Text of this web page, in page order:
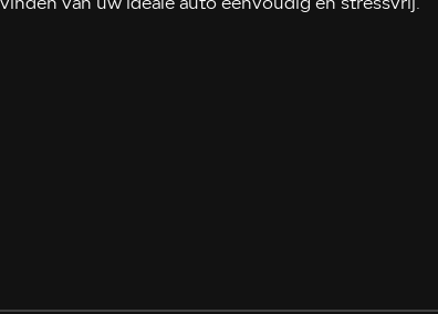
van uw ideale auto eenvoudig en stressvrij.